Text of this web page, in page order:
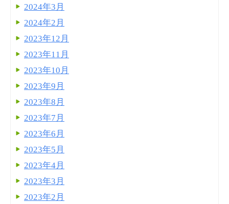
2024年3月
2024年2月
2023年12月
2023年11月
2023年10月
2023年9月
2023年8月
2023年7月
2023年6月
2023年5月
2023年4月
2023年3月
2023年2月